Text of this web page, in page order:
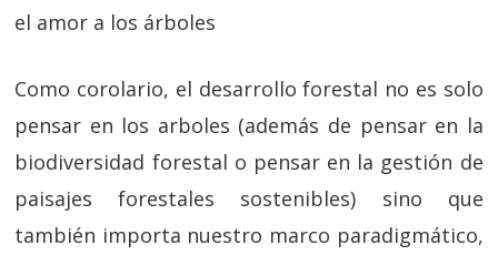
el amor a los árboles
Como corolario, el desarrollo forestal no es solo
pensar en los arboles (además de pensar en la
biodiversidad forestal o pensar en la gestión de
paisajes forestales sostenibles) sino que
también importa nuestro marco paradigmático,